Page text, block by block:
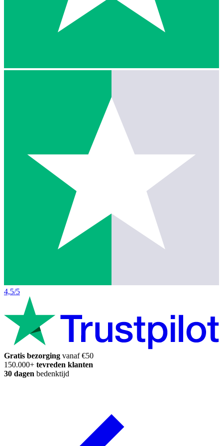
4,5/5
Gratis bezorging vanaf €50
150.000+ tevreden klanten
30 dagen bedenktijd